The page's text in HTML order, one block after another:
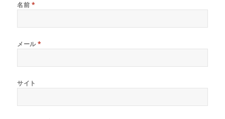
名前 *
メール*
サイト